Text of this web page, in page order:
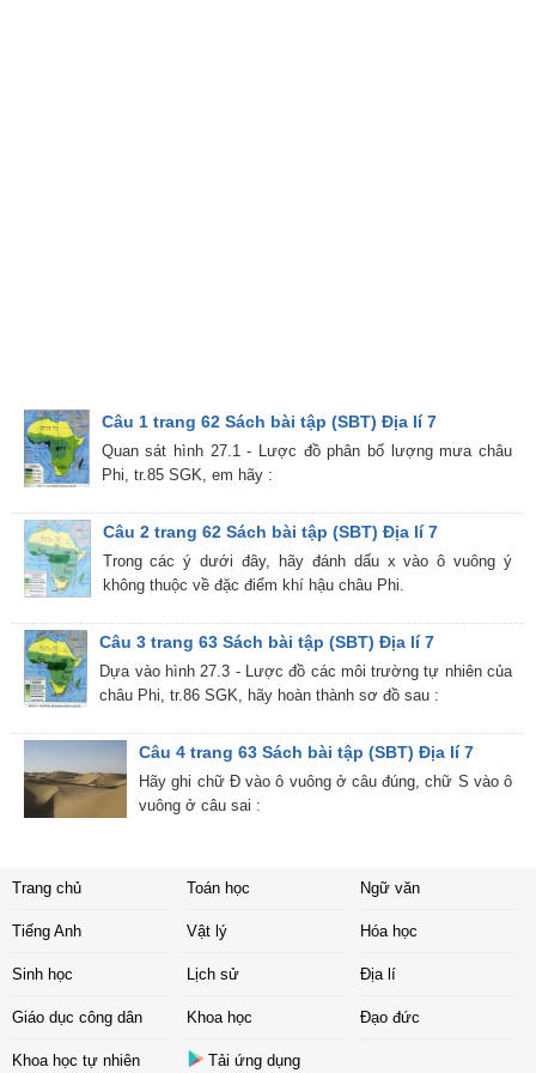
Câu 1 trang 62 Sách bài tập (SBT) Địa lí 7
Quan sát hình 27.1 - Lược đồ phân bố lượng mưa châu
Phi, tr.85 SGK, em hãy :
Câu 2 trang 62 Sách bài tập (SBT) Địa lí 7
Trong các ý dưới đây, hãy đánh dấu x vào ô vuông ý
không thuộc về đặc điểm khí hậu châu Phi.
Câu 3 trang 63 Sách bài tập (SBT) Địa lí 7
Dựa vào hình 27.3 - Lược đồ các môi trường tự nhiên của
châu Phi, tr.86 SGK, hãy hoàn thành sơ đồ sau :
Câu 4 trang 63 Sách bài tập (SBT) Địa lí 7
Hãy ghi chữ Đ vào ô vuông ở câu đúng, chữ S vào ô
vuông ở câu sai :
Trang chủ Toán học Ngữ văn
Tiếng Anh Vật lý Hóa học
Sinh học Lịch sử Địa lí
Giáo dục công dân Khoa học Đạo đức
Khoa học tự nhiên Tải ứng dụng